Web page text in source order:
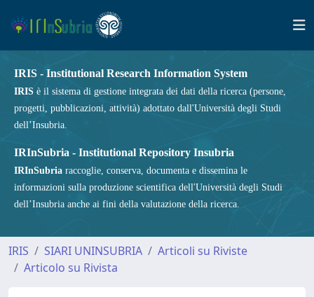
IRIS - Institutional Research Information System
IRIS è il sistema di gestione integrata dei dati della ricerca (persone,
progetti, pubblicazioni, attività) adottato dall'Università degli Studi
dell’Insubria.
IRInSubria - Institutional Repository Insubria
IRInSubria raccoglie, conserva, documenta e dissemina le
informazioni sulla produzione scientifica dell'Università degli Studi
dell’Insubria anche ai fini della valutazione della ricerca.
IRIS SIARI UNINSUBRIA
Articoli su Riviste
Articolo su Rivista